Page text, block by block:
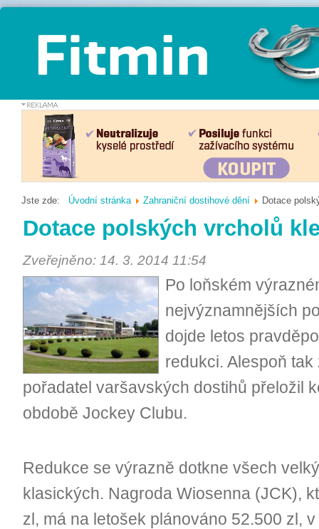
Jste zde: Úvodní stránka Zahraniční dostihové dění Dotace
Dotace polských vrcholů
Zveřejněno: 14. 3. 2014 11:54
Po loňském
nejvýznamnějších
dojde letos
redukci. Alespoň
pořadatel varšavských dostihů přeložil
obdobě Jockey Clubu.
Redukce se výrazně dotkne všech
klasických. Nagroda Wiosenna (JCK),
zl, má na letošek plánováno 52.500 zl,